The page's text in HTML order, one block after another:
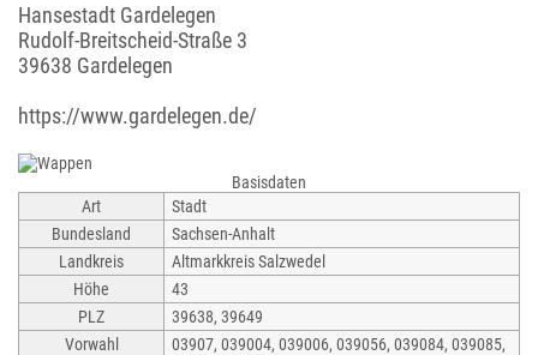
Hansestadt Gardelegen
Rudolf-Breitscheid-Straße 3
39638 Gardelegen
https://www.gardelegen.de/
Basisdaten
Art
Stadt
Bundesland
Sachsen-Anhalt
Landkreis
Altmarkkreis Salzwedel
Höhe
43
PLZ
39638, 39649
Vorwahl
03907, 039004, 039006, 039056, 039084, 039085,